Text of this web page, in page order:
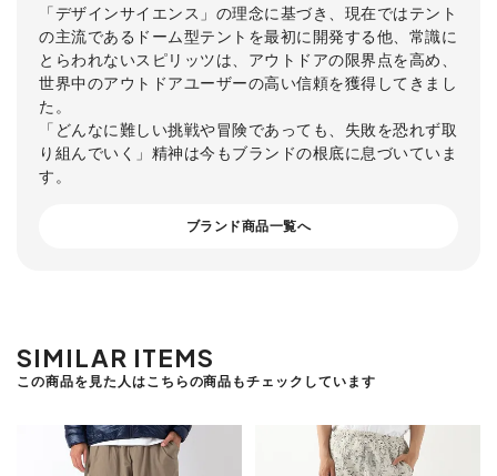
「デザインサイエンス」の理念に基づき、現在ではテント
の主流であるドーム型テントを最初に開発する他、常識に
とらわれないスピリッツは、アウトドアの限界点を高め、
世界中のアウトドアユーザーの高い信頼を獲得してきまし
た。
「どんなに難しい挑戦や冒険であっても、失敗を恐れず取
り組んでいく」精神は今もブランドの根底に息づいていま
す。
ブランド商品一覧へ
SIMILAR ITEMS
この商品を見た人はこちらの商品もチェックしています